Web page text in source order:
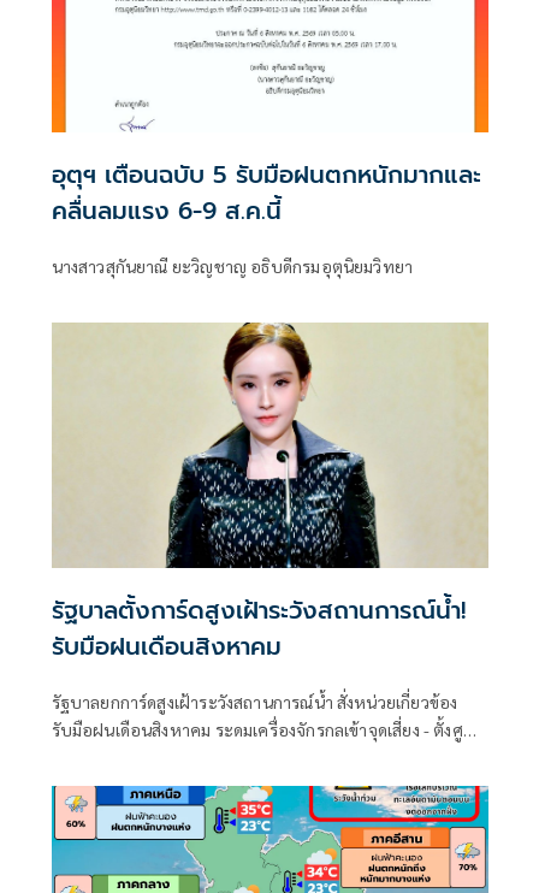
อุตุฯ เตือนฉบับ 5 รับมือฝนตกหนักมากและ
คลื่นลมแรง 6-9 ส.ค.นี้
นางสาวสุกันยาณี ยะวิญชาญ อธิบดีกรมอุตุนิยมวิทยา
รัฐบาลตั้งการ์ดสูงเฝ้าระวังสถานการณ์น้ำ!
รับมือฝนเดือนสิงหาคม
รัฐบาลยกการ์ดสูงเฝ้าระวังสถานการณ์น้ำ สั่งหน่วยเกี่ยวข้อง
รับมือฝนเดือนสิงหาคม ระดมเครื่องจักรกลเข้าจุดเสี่ยง - ตั้งศูนย์